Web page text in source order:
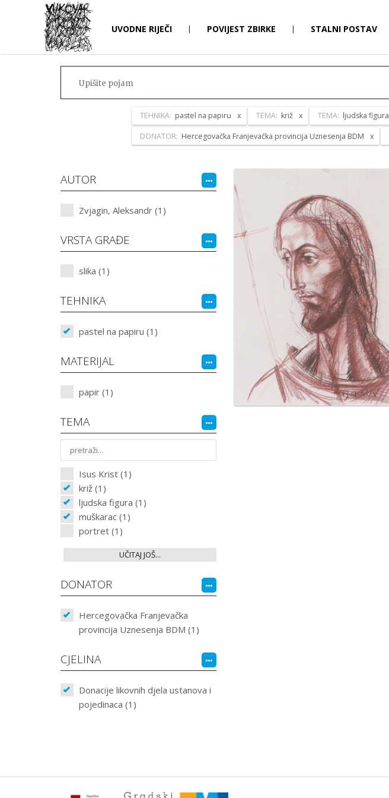
UVODNE RIJEČI | POVIJEST ZBIRKE | STALNI POSTAV
TEHNIKA: pastel na papiru TEMA: križ TEMA: ljudska figura
DONATOR: Hercegovačka Franjevačka provincija Uznesenja BDM
AUTOR
Zvjagin, Aleksandr (1)
VRSTA GRAĐE
slika (1)
TEHNIKA
pastel na papiru (1)
MATERIJAL
papir (1)
TEMA
Isus Krist (1)
križ (1)
ljudska figura (1)
muškarac (1)
portret (1)
UČITAJ JOŠ...
DONATOR
Hercegovačka Franjevačka
provincija Uznesenja BDM (1)
CJELINA
Donacije likovnih djela ustanova i
pojedinaca (1)